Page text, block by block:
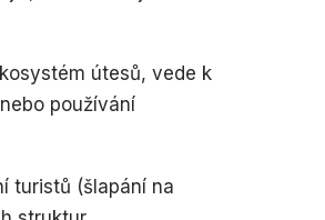
útesů, vede k
používání
turistů (šlapání na